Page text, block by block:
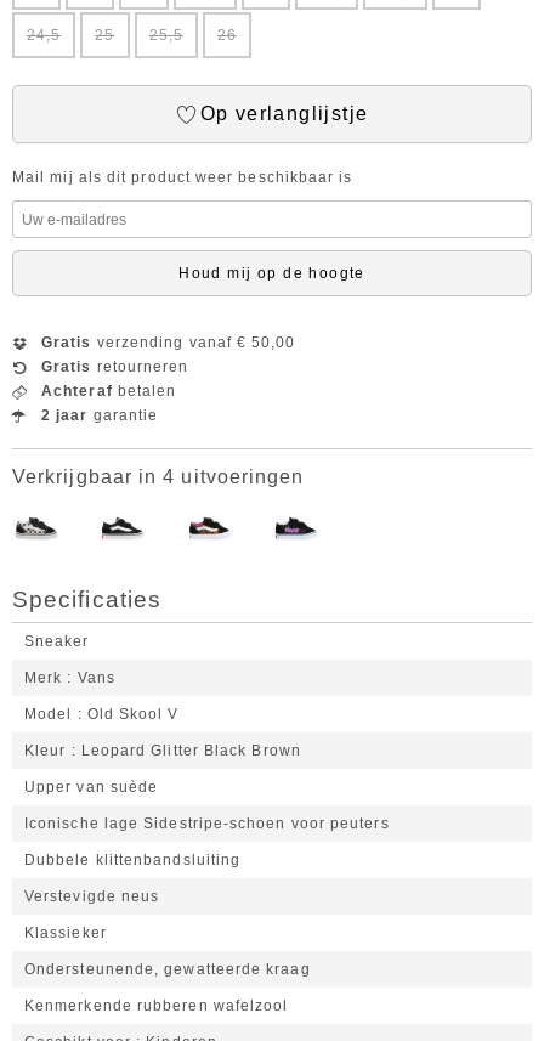
24,5 25 25,5 26
Op verlanglijstje
Mail mij als dit product weer beschikbaar is
Houd mij op de hoogte
Gratis verzending vanaf € 50,00
Gratis retourneren
Achteraf betalen
2 jaar garantie
Verkrijgbaar in 4 uitvoeringen
Specificaties
Sneaker
Merk Vans
Model Old Skool V
Kleur Leopard Glitter Black Brown
Upper van suède
Iconische lage Sidestripe-schoen voor peuters
Dubbele klittenbandsluiting
Verstevigde neus
Klassieker
Ondersteunende, gewatteerde kraag
Kenmerkende rubberen wafelzool